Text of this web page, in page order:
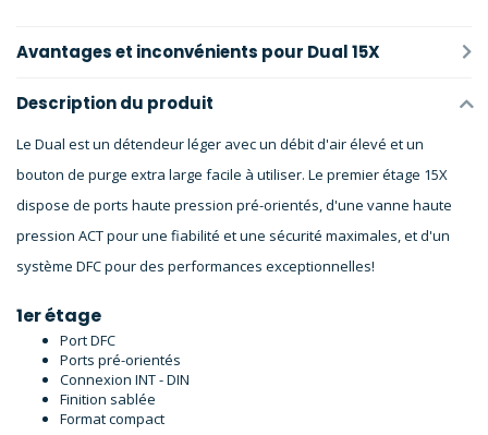
Avantages et inconvénients pour Dual 15X
Description du produit
Le Dual est un détendeur léger avec un débit d'air élevé et un
bouton de purge extra large facile à utiliser. Le premier étage 15X
dispose de ports haute pression pré-orientés, d'une vanne haute
pression ACT pour une fiabilité et une sécurité maximales, et d'un
système DFC pour des performances exceptionnelles!
1er étage
Port DFC
Ports pré-orientés
Connexion INT - DIN
Finition sablée
Format compact